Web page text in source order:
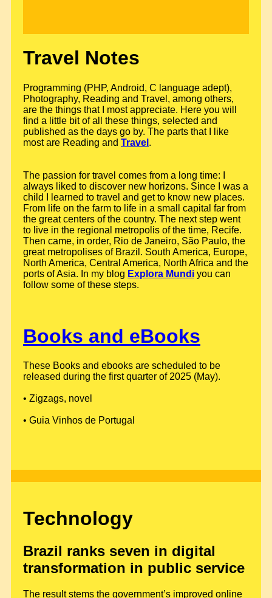
Travel Notes
Programming (PHP, Android, C language adept),
Photography, Reading and Travel, among others,
are the things that I most appreciate. Here you will
find a little bit of all these things, selected and
published as the days go by. The parts that I like
most are Reading and Travel .
The passion for travel comes from a long time: I
always liked to discover new horizons. Since I was a
child I learned to travel and get to know new places.
From life on the farm to life in a small capital far from
the great centers of the country. The next step went
to live in the regional metropolis of the time, Recife.
Then came, in order, Rio de Janeiro, São Paulo, the
great metropolises of Brazil. South America, Europe,
North America, Central America, North Africa and the
ports of Asia. In my blog Explora Mundi you can
follow some of these steps.
Books and eBooks
These Books and ebooks are scheduled to be
released during the first quarter of 2025 (May).
• Zigzags, novel
• Guia Vinhos de Portugal
Technology
Brazil ranks seven in digital
transformation in public service
The result stems the government’s improved online